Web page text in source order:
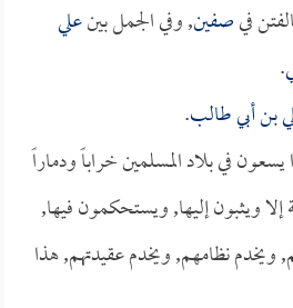
فيصفين, وفي الجمل بينعلي
.
بن أبي طالب.
في بلاد المسلمين خراباً ودماراً
ويثبون إليها, ويستحكمون فيها,
ويخدم نظامهم, ويخدم عقيدتهم, هذا